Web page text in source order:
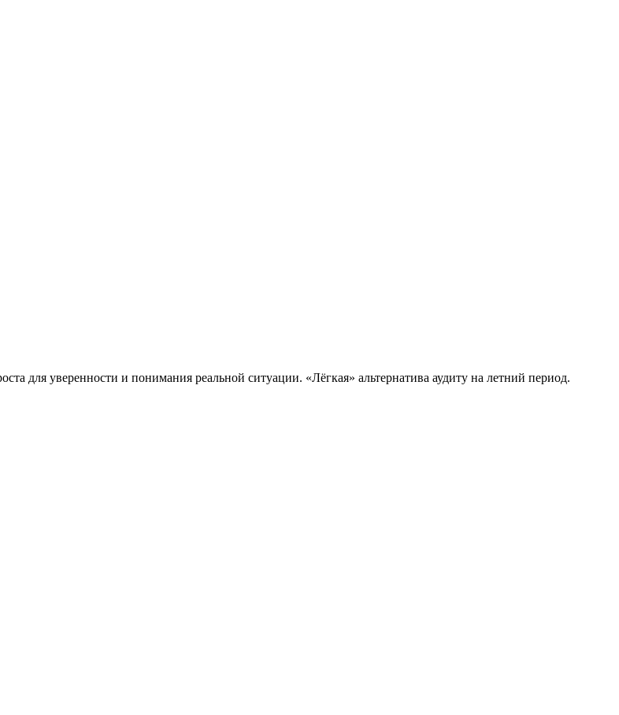
для уверенности и понимания реальной ситуации. «Лёгкая» альтернатива аудиту на летний период.